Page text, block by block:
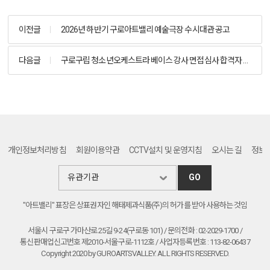
이전글 2026년 하반기 구로아트밸리 예술극장 수시대관 공고
다음글
개인정보처리방침 회원이용약관 CCTV설치 및 운영지침 오시는 길 정보
GO
"아트밸리" 표장은 상표권자인 해태제과식품(주)의 허가를 받아 사용하는 것임
서울시 구로구 가마산로 25길 9-24(구로동 101) / 문의전화 : 02-2029-1700 /
통신판매업신고번호 제2010-서울구로-1112호 / 사업자등록번호 : 113-82-06437
Copyright 2020 by GUROARTSVALLEY. ALL RIGHTS RESERVED.